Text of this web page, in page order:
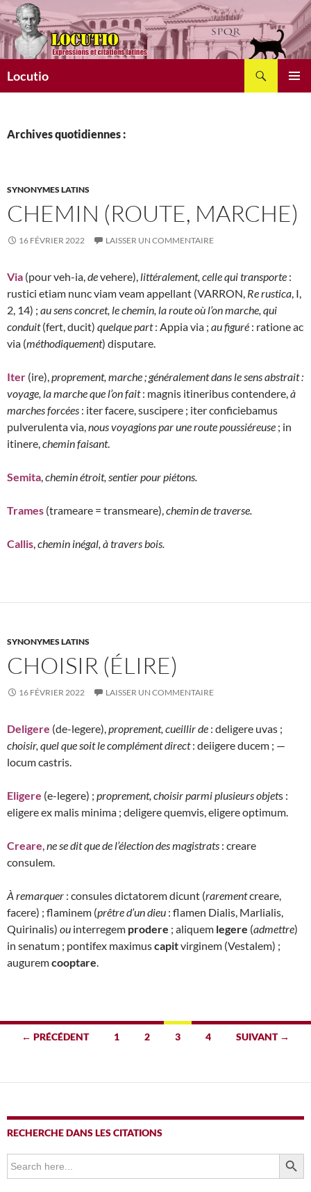
Aller
au
contenu
Locutio
Archives quotidiennes :
SYNONYMES LATINS
CHEMIN (ROUTE, MARCHE)
16 FÉVRIER 2022 LAISSER UN COMMENTAIRE
Via (pour veh-ia,devehere), littéralement, celle qui transporte :
rustici etiam nunc viam veam appellant (VARRON, Re rustica, I,
2, 14) ; au sens concret, le chemin, la route où l’on marche, qui
conduit(fert, ducit) quelque part: Appia via ; au figuré : ratione ac
via (méthodiquement) disputare.
Iter (ire),proprement, marche ; généralement dans le sens abstrait :
voyage, la marche que l’on fait: magnis itineribus contendere,à
marches forcées : iter facere, suscipere ; iter conficiebamus
pulverulenta via,nous voyagions par une route poussiéreuse ; in
itinere,chemin faisant.
Semita,chemin étroit, sentier pour piétons.
Trames (trameare = transmeare),chemin de traverse.
Callis,chemin inégal, à travers bois.
SYNONYMES LATINS
CHOISIR (ÉLIRE)
16 FÉVRIER 2022 LAISSER UN COMMENTAIRE
Deligere (de-legere),proprement, cueillir de : deligere uvas ;
choisir, quel que soit le complément direct: deiigere ducem ; —
locum castris.
Eligere (e-legere) ; proprement, choisir parmi plusieurs objets :
eligere ex malis minima ; deligere quemvis, eligere optimum.
Creare,ne se dit que de l’élection des magistrats : creare
consulem.
À remarquer : consules dictatorem dicunt (rarementcreare,
facere) ; flaminem (prêtre d’un dieu : flamen Dialis, Marlialis,
Quirinalis) ou interregem prodere ; aliquem legere (admettre)
in senatum ; pontifex maximuscapitvirginem (Vestalem) ;
auguremcooptare.
Navigation
articles
← PRÉCÉDENT 1 2 3 4 SUIVANT →
RECHERCHE DANS LES CITATIONS
Search
for:
SEARCH